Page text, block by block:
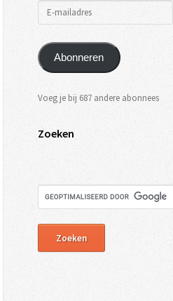
Abonneren
Voeg je bij 687 andere abonnees
Zoeken